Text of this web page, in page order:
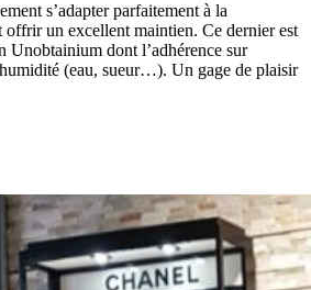
s’adapter parfaitement à la
un excellent maintien. Ce dernier est
Unobtainium dont l’adhérence sur
(eau, sueur…). Un gage de plaisir